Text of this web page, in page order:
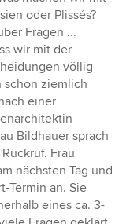
oder Plissés?
Fragen ...
wir mit der
völlig
schon ziemlich
einer
Bildhauer sprach
Frau
nächsten Tag und
Termin an. Sie
eines ca. 3-